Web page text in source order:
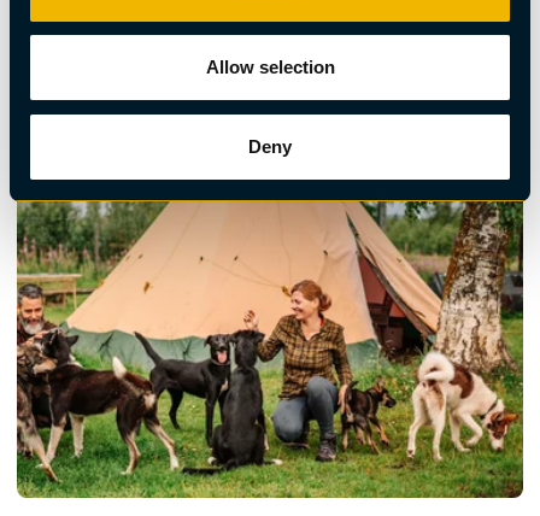
Allow selection
Deny
Hundspann - Sitt och njut